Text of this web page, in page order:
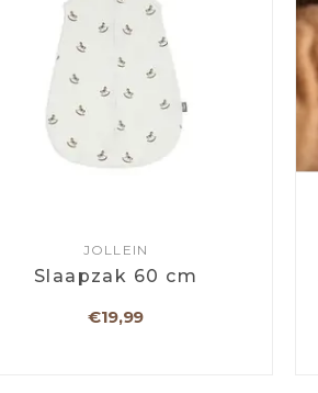
JOLLEIN
Slaapzak 60 cm
€19,99